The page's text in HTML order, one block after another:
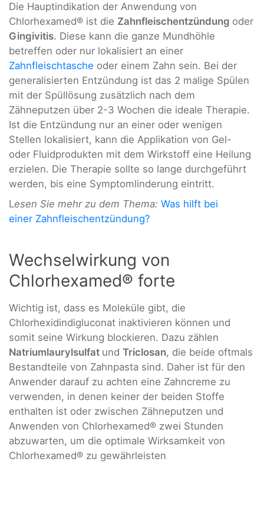
Die Hauptindikation der Anwendung von
Chlorhexamed® ist die Zahnfleischentzündung oder
Gingivitis. Diese kann die ganze Mundhöhle
betreffen oder nur lokalisiert an einer
Zahnfleischtasche oder einem Zahn sein. Bei der
generalisierten Entzündung ist das 2 malige Spülen
mit der Spüllösung zusätzlich nach dem
Zähneputzen über 2-3 Wochen die ideale Therapie.
Ist die Entzündung nur an einer oder wenigen
Stellen lokalisiert, kann die Applikation von Gel-
oder Fluidprodukten mit dem Wirkstoff eine Heilung
erzielen. Die Therapie sollte so lange durchgeführt
werden, bis eine Symptomlinderung eintritt.
Lesen Sie mehr zu dem Thema: Was hilft bei
einer Zahnfleischentzündung?
Wechselwirkung von
Chlorhexamed® forte
Wichtig ist, dass es Moleküle gibt, die
Chlorhexidindigluconat inaktivieren können und
somit seine Wirkung blockieren. Dazu zählen
Natriumlaurylsulfat und Triclosan, die beide oftmals
Bestandteile von Zahnpasta sind. Daher ist für den
Anwender darauf zu achten eine Zahncreme zu
verwenden, in denen keiner der beiden Stoffe
enthalten ist oder zwischen Zähneputzen und
Anwenden von Chlorhexamed® zwei Stunden
abzuwarten, um die optimale Wirksamkeit von
Chlorhexamed® zu gewährleisten